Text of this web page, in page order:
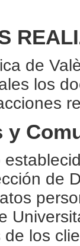
de
los
y
de
los